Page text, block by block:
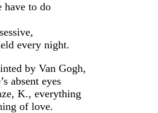
have to do
every night.
by Van Gogh,
absent eyes
K., everything
of love.